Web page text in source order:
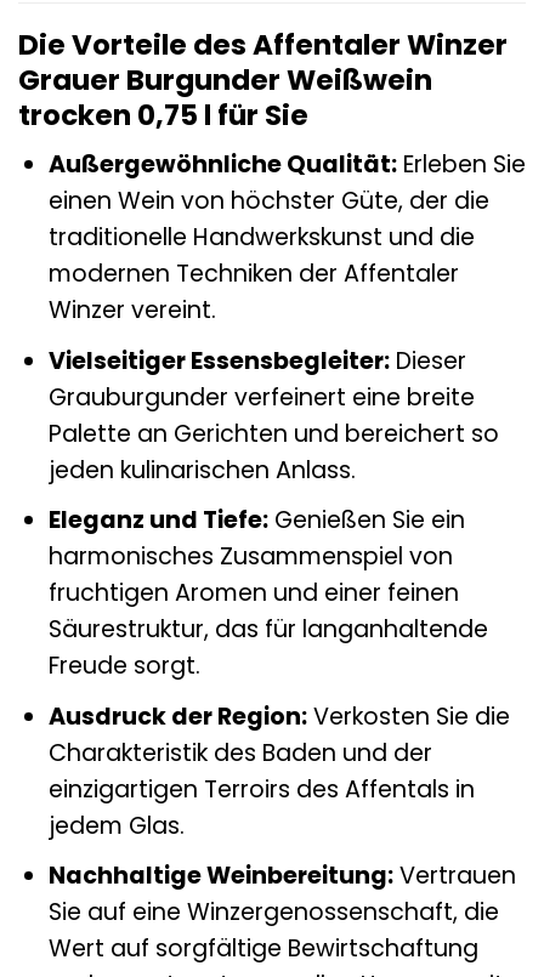
Die Vorteile des Affentaler Winzer
Grauer Burgunder Weißwein
trocken 0,75 l für Sie
Außergewöhnliche Qualität:Erleben Sie
einen Wein von höchster Güte, der die
traditionelle Handwerkskunst und die
modernen Techniken der Affentaler
Winzer vereint.
Vielseitiger Essensbegleiter:Dieser
Grauburgunder verfeinert eine breite
Palette an Gerichten und bereichert so
jeden kulinarischen Anlass.
Eleganz und Tiefe:Genießen Sie ein
harmonisches Zusammenspiel von
fruchtigen Aromen und einer feinen
Säurestruktur, das für langanhaltende
Freude sorgt.
Ausdruck der Region:Verkosten Sie die
Charakteristik des Baden und der
einzigartigen Terroirs des Affentals in
jedem Glas.
Nachhaltige Weinbereitung:Vertrauen
Sie auf eine Winzergenossenschaft, die
Wert auf sorgfältige Bewirtschaftung